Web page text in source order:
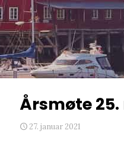
Årsmøte 25.
27. januar 2021